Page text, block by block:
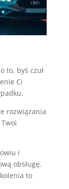
to, byś czuł
Ci
rozwiązania
i
obsługę.
to